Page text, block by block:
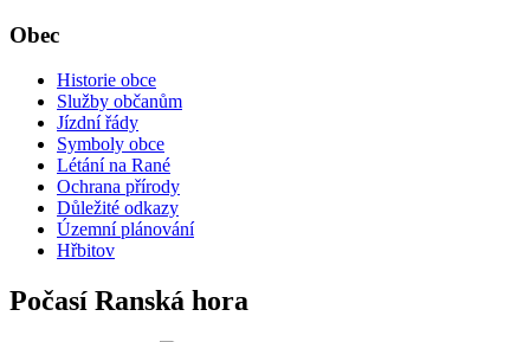
Obec
Historie obce
Služby občanům
Jízdní řády
Symboly obce
Létání na Rané
Ochrana přírody
Důležité odkazy
Územní plánování
Hřbitov
Počasí Ranská hora